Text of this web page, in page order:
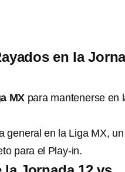
en la
MX para mantenerse en
general en la Liga MX,
para el Play-in.